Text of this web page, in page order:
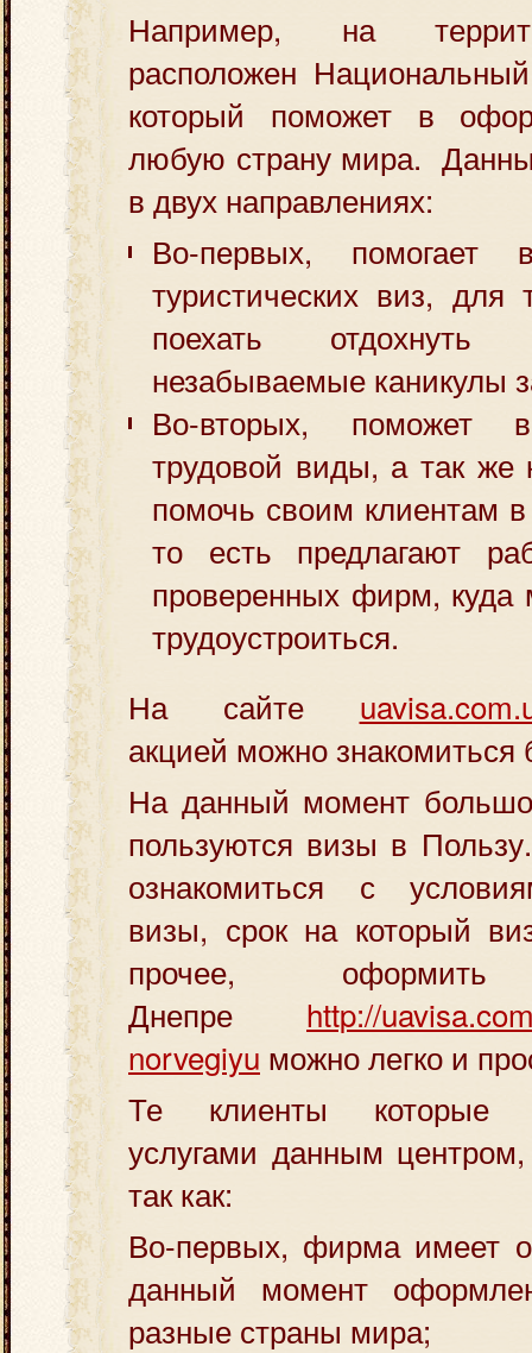
Например, на
расположен
который поможет в
любую страну мира.
в двух направлениях:
Во-первых, помогает
туристических виз, для
поехать
незабываемые каникулы
Во-вторых, поможет
трудовой виды, а так же
помочь своим клиентам
то есть предлагают
проверенных фирм, куда
трудоустроиться.
На сайте
акцией можно знакомиться
На данный момент
пользуются визы в
ознакомиться с
визы, срок на который
прочее,
Днепре http://
norvegiyu можно легко и
Те клиенты которые
услугами данным
так как:
Во-первых, фирма имеет
данный момент
разные страны мира;